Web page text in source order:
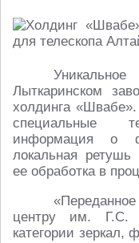
Лыткаринском
холдинга
специальные
информация о
локальная ретушь
ее обработка в
центру им. Г.С.
категории зеркал,